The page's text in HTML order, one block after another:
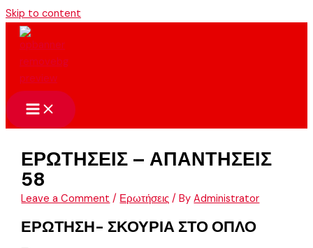
Skip to content
ΕΡΩΤΗΣΕΙΣ – ΑΠΑΝΤΗΣΕΙΣ
58
Leave a Comment / Ερωτήσεις / ByAdministrator
ΕΡΩΤΗΣΗ- ΣΚΟΥΡΙΑ ΣΤΟ ΟΠΛΟ